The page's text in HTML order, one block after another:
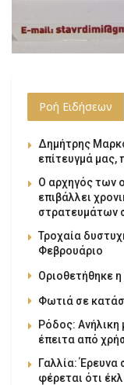
Ροή Ειδήσεων
Δημήτρης
επίτευγμά μας,
Ο αρχηγός των
επιβάλλει
στρατευμάτων
Τροχαία
Φεβρουάριο
Οριοθετήθηκε
Φωτιά σε
Ρόδος:
έπειτα από
Γαλλία: Έρευνα
φέρεται ότι